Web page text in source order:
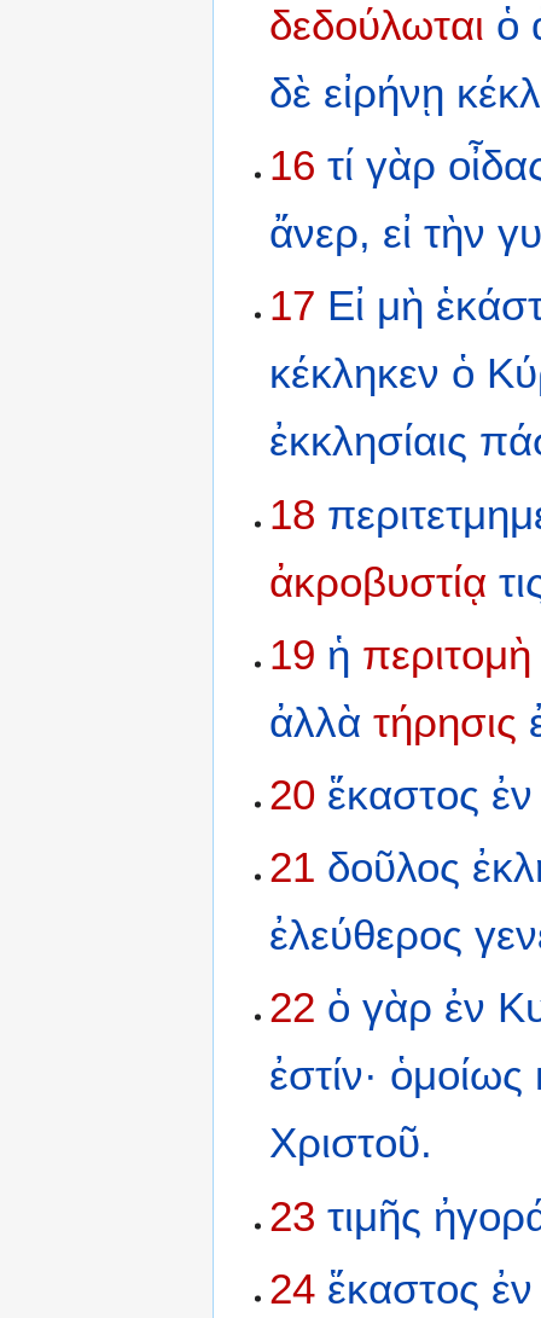
δεδούλωται ὁ
δὲ εἰρήνῃ
16 τί γὰρ
ἄνερ, εἰ τὴν
17 Εἰ μὴ
κέκληκεν ὁ
ἐκκλησίαις
18
ἀκροβυστίᾳ
19 ἡ περιτομὴ
ἀλλὰ τήρησις
20 ἕκαστος ἐν
21 δοῦλος
ἐλεύθερος
22 ὁ γὰρ ἐν
ἐστίν· ὁμοίως
Χριστοῦ.
23 τιμῆς
24 ἕκαστος ἐν